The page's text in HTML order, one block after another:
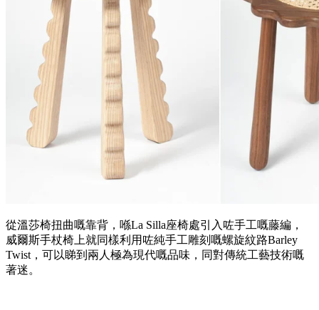
從溫莎椅扭曲嘅靠背，喺La Silla座椅處引入咗手工嘅藤編，
威爾斯手杖椅上就同樣利用咗純手工雕刻嘅螺旋紋路Barley
Twist，可以睇到兩人極為現代嘅品味，同對傳統工藝技術嘅
著迷。